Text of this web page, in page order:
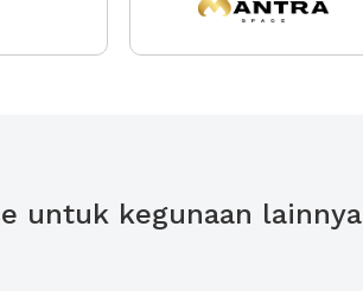
untuk kegunaan lainnya